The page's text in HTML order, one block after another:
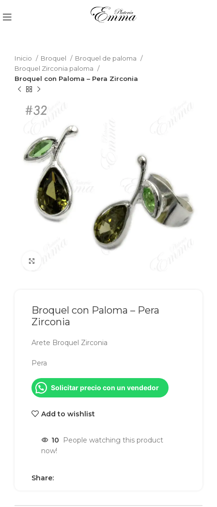
Inicio Broquel
Broquel de paloma
Broquel Zirconia paloma
Broquel con Paloma – Pera Zirconia
Broquel con Paloma – Pera
Zirconia
Arete Broquel Zirconia
Pera
Solicitar precio con un vendedor
Add to wishlist
10
People watching this product
now!
Share: